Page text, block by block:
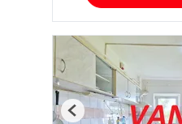
Previous